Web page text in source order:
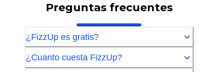
Preguntas frecuentes
¿FizzUp es gratis?
¿Cuanto cuesta FizzUp?